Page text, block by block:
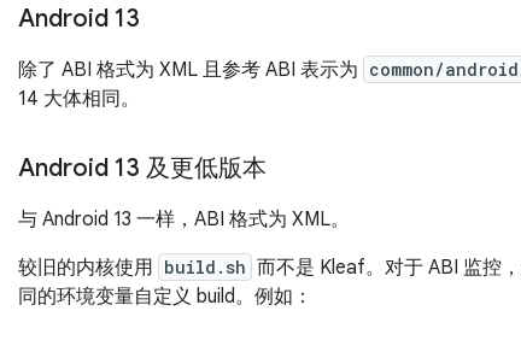
Android 13
除了 ABI 格式为 XML 且参考 ABI 表示为 common/
14 大体相同。
Android 13 及更低版本
与 Android 13 一样，ABI 格式为 XML。
较旧的内核使用 build.sh 而不是 Kleaf。对于 ABI 监控
同的环境变量自定义 build。例如：